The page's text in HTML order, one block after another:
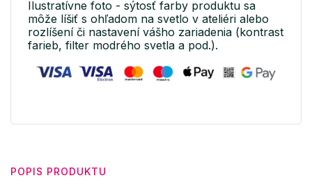
Ilustratívne foto - sýtosť farby produktu sa
môže líšiť s ohľadom na svetlo v ateliéri alebo
rozlíšení či nastavení vášho zariadenia (kontrast
farieb, filter modrého svetla a pod.).
POPIS PRODUKTU